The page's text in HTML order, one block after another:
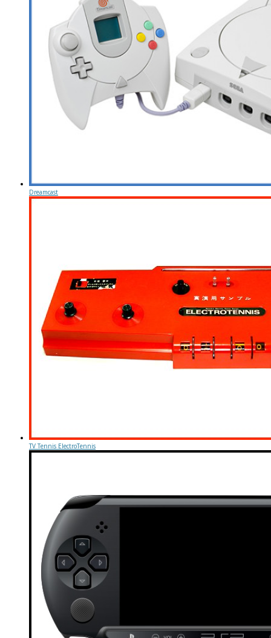
Dreamcast
TV Tennis ElectroTennis